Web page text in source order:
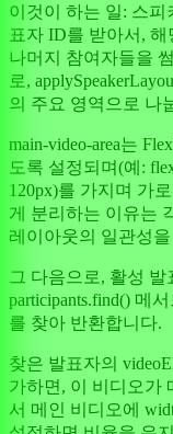
이것이 하는 일: 스
표자 ID를 받아서,
나머지 참여자들을
로,
의 주요 영역으로 나
main-video-area는
도록 설정되며(예:
120px)를 가지며 가
게 분리하는 이유는
레이아웃의 일관성
그 다음으로, 활성
participants.find() 메
를 찾아 반환합니다.
찾은 발표자의
가하면, 이 비디오가
서 메인 비디오에